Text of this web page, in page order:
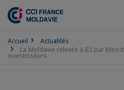
Accueil
Actualités
La Moldavie relevée à B2 par
investisseurs